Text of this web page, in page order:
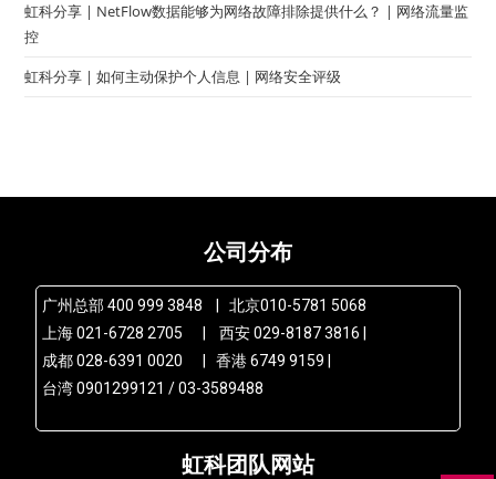
虹科分享 | NetFlow数据能够为网络故障排除提供什么？ | 网络流量监
控
虹科分享 | 如何主动保护个人信息 | 网络安全评级
公司分布
广州总部 400 999 3848 | 北京010-5781 5068
上海 021-6728 2705 | 西安 029-8187 3816 |
成都 028-6391 0020 | 香港 6749 9159 |
台湾 0901299121 / 03-3589488
虹科团队网站